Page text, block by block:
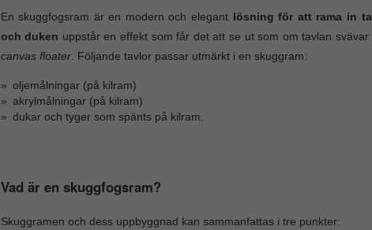
En skuggfogsram är en modern och elegant lösning för att rama in
och duken uppstår en effekt som får det att se ut som om tavlan
canvas floater. Följande tavlor passar utmärkt i en skuggram:
oljemålningar (på kilram)
akrylmålningar (på kilram)
dukar och tyger som spänts på kilram.
Vad är en skuggfogsram?
Skuggramen och dess uppbyggnad kan sammanfattas i tre punkter: